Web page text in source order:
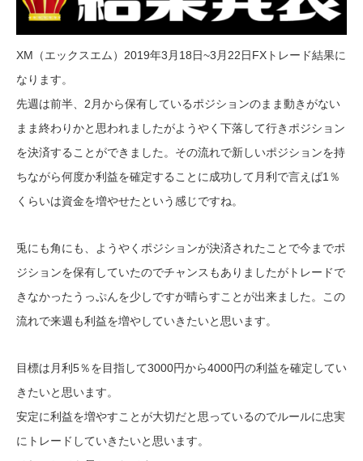
XM（エックスエム）2019年3月18日~3月22日FXトレード結果に
なります。
先週は前半、2月から保有しているポジションのまま動きがない
まま終わりかと思われましたがようやく下落して行きポジション
を決済することができました。その流れで新しいポジションを持
ちながら何度か利益を確定することに成功して月利で言えば1％
くらいは資金を増やせたという感じですね。
兎にも角にも、ようやくポジションが決済されたことで今までポ
ジションを保有していたのでチャンスもありましたがトレードで
きなかったうっぷんを少しですが晴らすことが出来ました。この
流れで来週も利益を増やしていきたいと思います。
目標は月利5％を目指して3000円から4000円の利益を確定してい
きたいと思います。
安定に利益を増やすことが大切だと思っているのでルールに忠実
にトレードしていきたいと思います。